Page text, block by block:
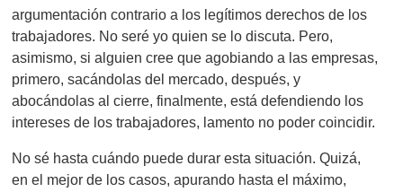
argumentación contrario a los legítimos derechos de los
trabajadores. No seré yo quien se lo discuta. Pero,
asimismo, si alguien cree que agobiando a las empresas,
primero, sacándolas del mercado, después, y
abocándolas al cierre, finalmente, está defendiendo los
intereses de los trabajadores, lamento no poder coincidir.
No sé hasta cuándo puede durar esta situación. Quizá,
en el mejor de los casos, apurando hasta el máximo,